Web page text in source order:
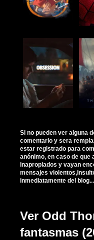
Si no pueden ver alguna
comentario y sera
estar registrado para
anónimo, en caso de
inapropiados y vayan
mensajes
inmediatamente del
Ver Odd
fantasmas